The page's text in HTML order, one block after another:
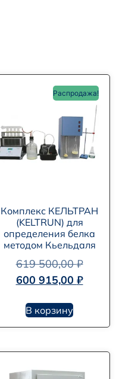
Распродажа!
Комплекс КЕЛЬТРАН
(KELTRUN) для
определения белка
методом Кьельдаля
619 500,00₽
600 915,00 ₽
В корзину